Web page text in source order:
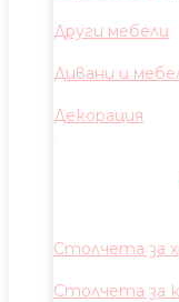
Други мебели
Дивани и
Декорация
Столчета за
Столчета за